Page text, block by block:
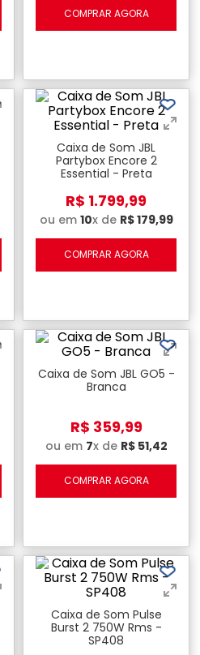
COMPRAR AGORA
Caixa de Som JBL
Partybox Encore 2
Essential - Preta
R$ 1.799,99
ou em 10x de R$179,99
COMPRAR AGORA
Caixa de Som JBL GO5 -
Branca
R$ 359,99
ou em 7x de R$ 51,42
COMPRAR AGORA
Caixa de Som Pulse
Burst 2 750W Rms -
SP408